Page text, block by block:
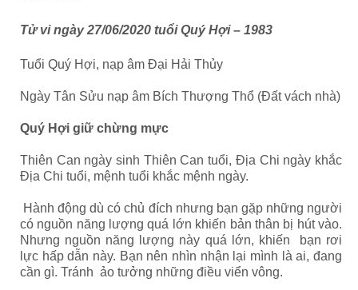
Tử vi ngày 27/06/2020 tuổi Quý Hợi – 1983
Tuổi Quý Hợi, nạp âm Đại Hải Thủy
Ngày Tân Sửu nạp âm Bích Thượng Thổ (Đất vách nhà)
Quý Hợi giữ chừng mực
Thiên Can ngày sinh Thiên Can tuổi, Địa Chi ngày khắc
Địa Chi tuổi, mệnh tuổi khắc mệnh ngày.
Hành động dù có chủ đích nhưng bạn gặp những người
có nguồn năng lượng quá lớn khiến bản thân bị hút vào.
Nhưng nguồn năng lượng này quá lớn, khiến bạn rơi
lực hấp dẫn này. Bạn nên nhìn nhận lại mình là ai, đang
cần gì. Tránh ảo tưởng những điều viển vông.